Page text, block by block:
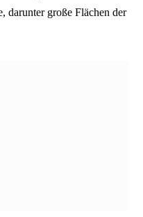
darunter große Flächen der